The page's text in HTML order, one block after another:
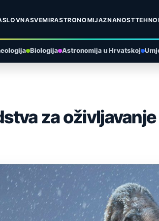
SVEMIRASTRONOMIJAZNANOST
Biologija Astronomija u Hrvatskoj
za